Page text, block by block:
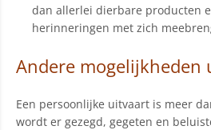
dan allerlei dierbare producten
herinneringen met zich
Andere mogelijkheden
Een persoonlijke uitvaart is meer
wordt er gezegd, gegeten en